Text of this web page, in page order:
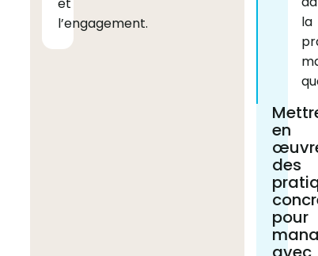
l’engagement.
la
en
des
pour